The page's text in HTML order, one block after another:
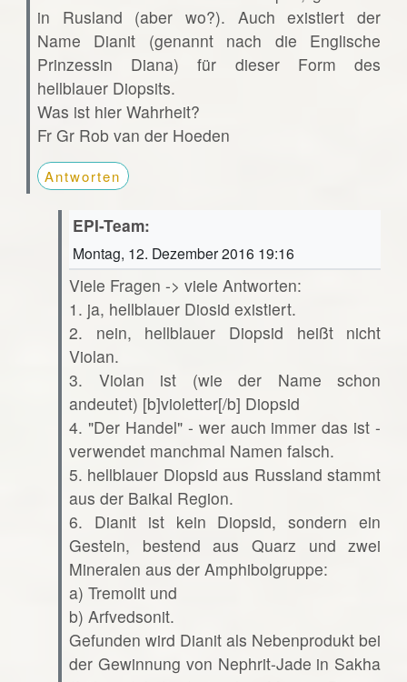
in Rusland (aber wo?). Auch existiert der
Name Dianit (genannt nach die Englische
Prinzessin Diana) für dieser Form des
hellblauer Diopsits.
Was ist hier Wahrheit?
Fr Gr Rob van der Hoeden
Antworten
EPI-Team:
Montag, 12. Dezember 2016 19:16
Viele Fragen -> viele Antworten:
1. ja, hellblauer Diosid existiert.
2. nein, hellblauer Diopsid heißt nicht
Violan.
3. Violan ist (wie der Name schon
andeutet) [b]violetter[/b] Diopsid
4. "Der Handel" - wer auch immer das ist -
verwendet manchmal Namen falsch.
5. hellblauer Diopsid aus Russland stammt
aus der Baikal Region.
6. Dianit ist kein Diopsid, sondern ein
Gestein, bestend aus Quarz und zwei
Mineralen aus der Amphibolgruppe:
a) Tremolit und
b) Arfvedsonit.
Gefunden wird Dianit als Nebenprodukt bei
der Gewinnung von Nephrit-Jade in Sakha